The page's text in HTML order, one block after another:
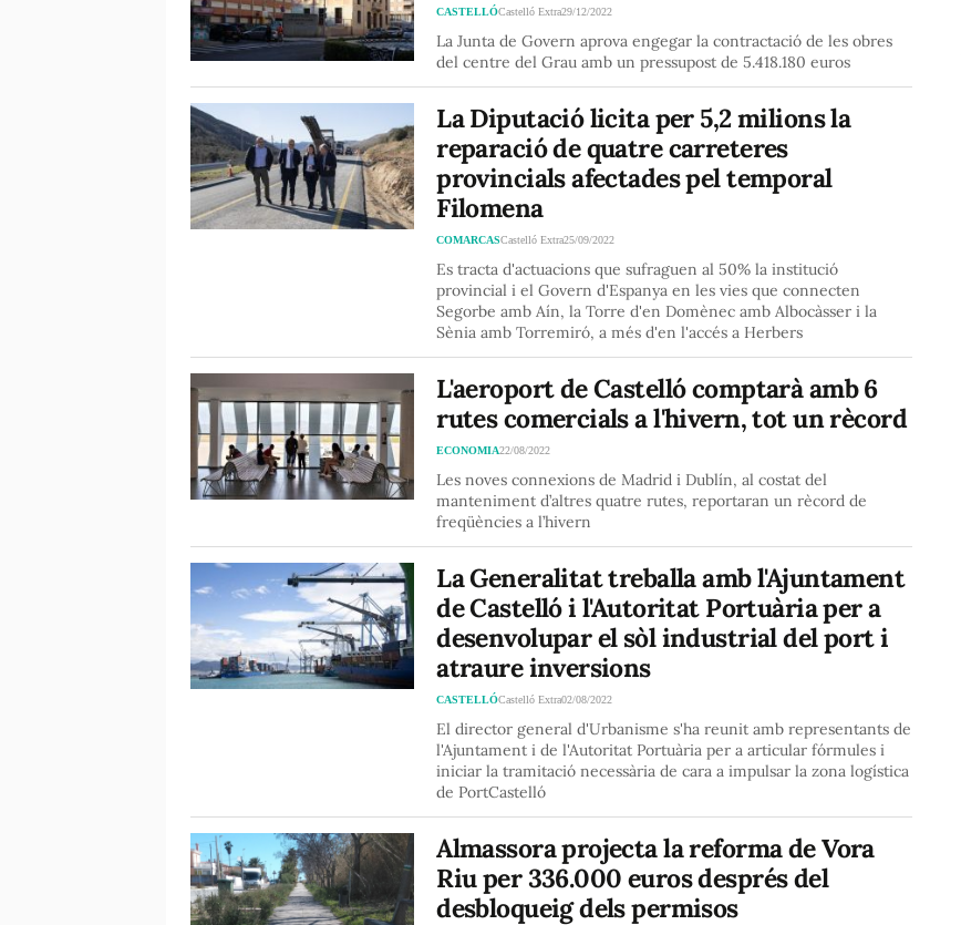
CASTELLÓCastelló Extra29/12/2022
La Junta de Govern aprova engegar la contractació de les obres
del centre del Grau amb un pressupost de 5.418.180 euros
La Diputació licita per 5,2 milions la
reparació de quatre carreteres
provincials afectades pel temporal
Filomena
COMARCASCastelló Extra25/09/2022
Es tracta d'actuacions que sufraguen al 50% la institució
provincial i el Govern d'Espanya en les vies que connecten
Segorbe amb Aín, la Torre d'en Domènec amb Albocàsser i la
Sènia amb Torremiró, a més d'en l'accés a Herbers
L'aeroport de Castelló comptarà amb 6
rutes comercials a l'hivern, tot un rècord
ECONOMIA22/08/2022
Les noves connexions de Madrid i Dublín, al costat del
manteniment d’altres quatre rutes, reportaran un rècord de
freqüències a l’hivern
La Generalitat treballa amb l'Ajuntament
de Castelló i l'Autoritat Portuària per a
desenvolupar el sòl industrial del port i
atraure inversions
CASTELLÓCastelló Extra02/08/2022
El director general d'Urbanisme s'ha reunit amb representants de
l'Ajuntament i de l'Autoritat Portuària per a articular fórmules i
iniciar la tramitació necessària de cara a impulsar la zona logística
de PortCastelló
Almassora projecta la reforma de Vora
Riu per 336.000 euros després del
desbloqueig dels permisos